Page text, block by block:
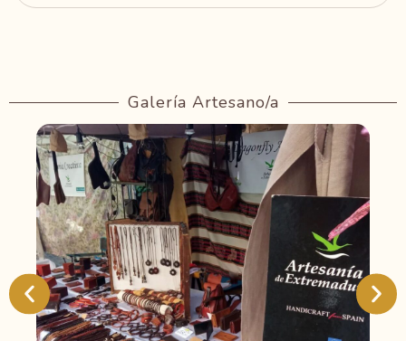
Galería Artesano/a